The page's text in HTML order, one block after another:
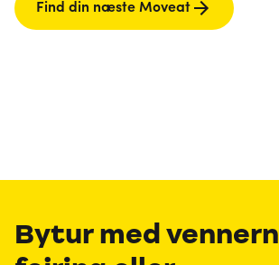
Find din næste Moveat
Bytur med